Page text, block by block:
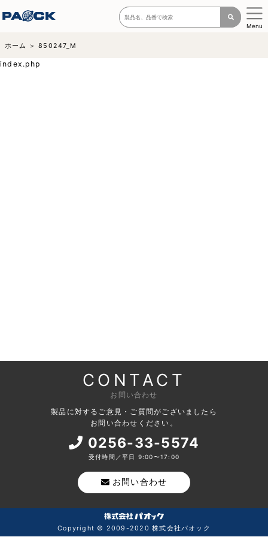
Menu
ホーム 850247_M
index.php
CONTACT
お問い合わせ
製品に対するご意見・ご質問がございましたら
お問い合わせください。
0256-33-5574
受付時間／平日 9:00〜17:00
お問い合わせ
Copyright © 2009-2020 株式会社パオック